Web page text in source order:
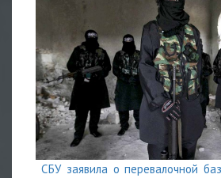
СБУ заявила о перевалочной